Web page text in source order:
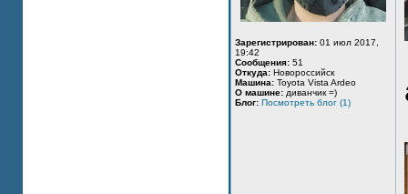
Зарегистрирован: 01 июл 2017,
19:42
Сообщения: 51
Откуда: Новороссийск
Машина: Toyota Vista Ardeo
О машине: диванчик =)
Блог: Посмотреть блог (1)